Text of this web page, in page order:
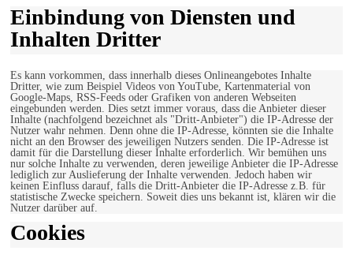
Einbindung von Diensten und
Inhalten Dritter
Es kann vorkommen, dass innerhalb dieses Onlineangebotes Inhalte
Dritter, wie zum Beispiel Videos von YouTube, Kartenmaterial von
Google-Maps, RSS-Feeds oder Grafiken von anderen Webseiten
eingebunden werden. Dies setzt immer voraus, dass die Anbieter dieser
Inhalte (nachfolgend bezeichnet als "Dritt-Anbieter") die IP-Adresse der
Nutzer wahr nehmen. Denn ohne die IP-Adresse, könnten sie die Inhalte
nicht an den Browser des jeweiligen Nutzers senden. Die IP-Adresse ist
damit für die Darstellung dieser Inhalte erforderlich. Wir bemühen uns
nur solche Inhalte zu verwenden, deren jeweilige Anbieter die IP-Adresse
lediglich zur Auslieferung der Inhalte verwenden. Jedoch haben wir
keinen Einfluss darauf, falls die Dritt-Anbieter die IP-Adresse z.B. für
statistische Zwecke speichern. Soweit dies uns bekannt ist, klären wir die
Nutzer darüber auf.
Cookies